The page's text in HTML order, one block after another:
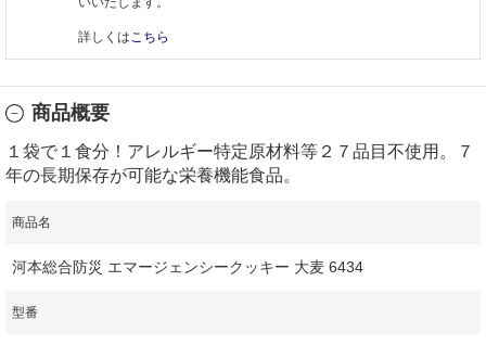
詳しくは こちら
商品概要
１袋で１食分！アレルギー特定原材料等２７品目不使用。７
年の長期保存が可能な栄養機能食品。
商品名
河本総合防災 エマージェンシークッキー 大麦 6434
型番